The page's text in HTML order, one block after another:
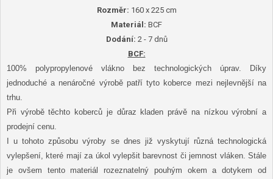
Rozměr: 160 x 225 cm
Materiál: BCF
Dodání: 2 - 7 dnů
BCF:
100% polypropylenové vlákno bez technologických úprav. Díky
jednoduché a nenáročné výrobě patří tyto koberce mezi nejlevnější na
trhu.
Při výrobě těchto koberců je důraz kladen právě na nízkou výrobní a
prodejní cenu.
I u tohoto způsobu výroby se dnes již vyskytují různá technologická
vylepšení, které mají za úkol vylepšit barevnost či jemnost vláken. Stále
je ovšem tento materiál rozeznatelný pouhým okem a dotykem od